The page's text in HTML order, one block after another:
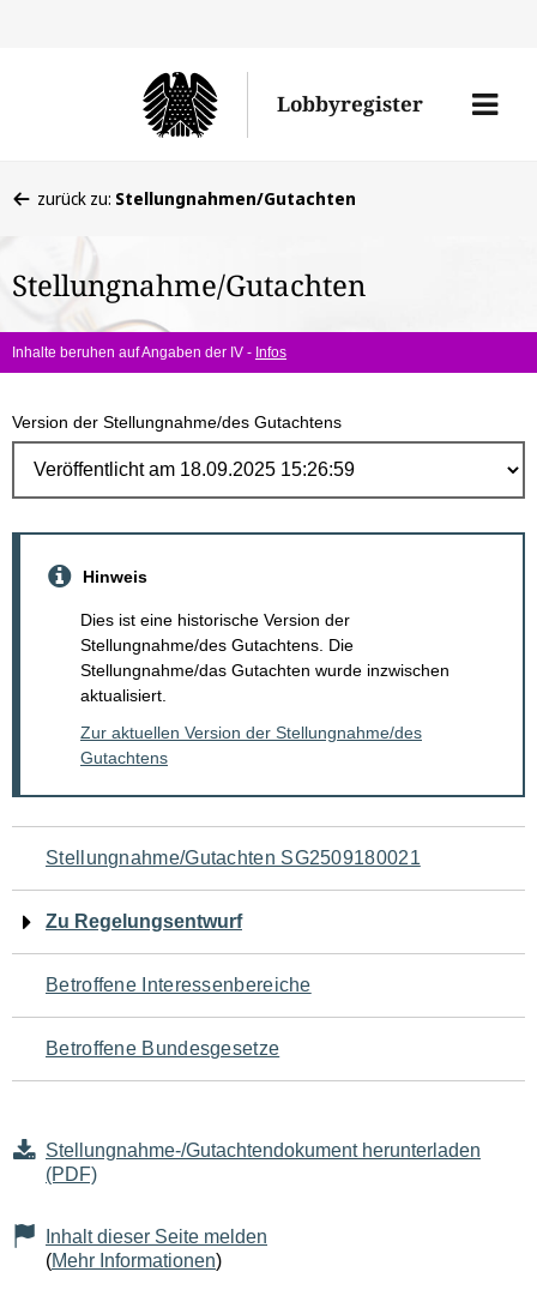
Lobbyregister
Menü
befinden
hier:
zurück zu: Stellungnahmen/Gutachten
Stellungnahme/Gutachten
Inhalte beruhen auf Angaben der IV - Infos
Version der Stellungnahme/des Gutachtens
Hinweis
Dies ist eine historische Version der
Stellungnahme/des Gutachtens. Die
Stellungnahme/das Gutachten wurde inzwischen
aktualisiert.
Zur aktuellen Version der Stellungnahme/des
Gutachtens
Navigation
für
den
Seiteninhalt
Stellungnahme/Gutachten SG2509180021
Zu Regelungsentwurf
Betroffene Interessenbereiche
Betroffene Bundesgesetze
Stellungnahme-/Gutachtendokument herunterladen
(PDF)
Inhalt dieser Seite melden
(Mehr Informationen)